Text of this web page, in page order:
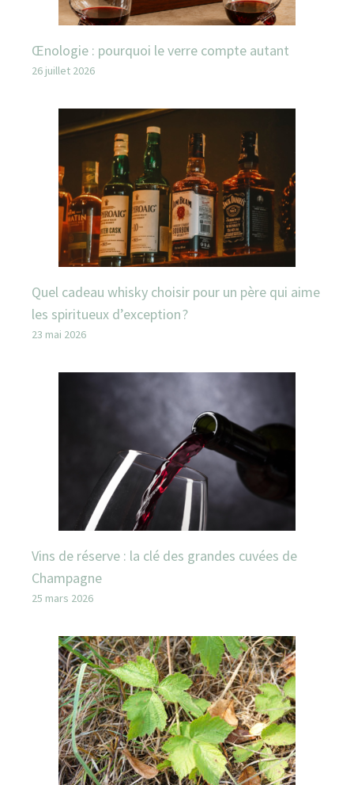
Œnologie : pourquoi le verre compte autant
26 juillet 2026
Quel cadeau whisky choisir pour un père qui aime
les spiritueux d’exception ?
23 mai 2026
Vins de réserve : la clé des grandes cuvées de
Champagne
25 mars 2026